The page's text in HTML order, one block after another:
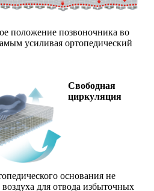
положение позвоночника во
усиливая ортопедический
Свободная
циркуляция
основания не
для отвода избыточных